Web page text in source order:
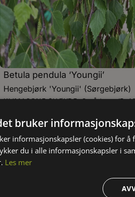
Betula pendula ‘Youngii’
Hengebjørk 'Youngii' (Sørgebjørk)
KLIMASONE:6HØYDE: Små trær
bruker
informasjonskapsler (cookies) for
du i alle informasjonskapsler i
Les mer